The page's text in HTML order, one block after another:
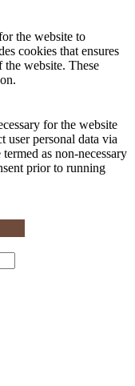
the website to
cookies that ensures
the website. These
for the website
user personal data via
as non-necessary
prior to running